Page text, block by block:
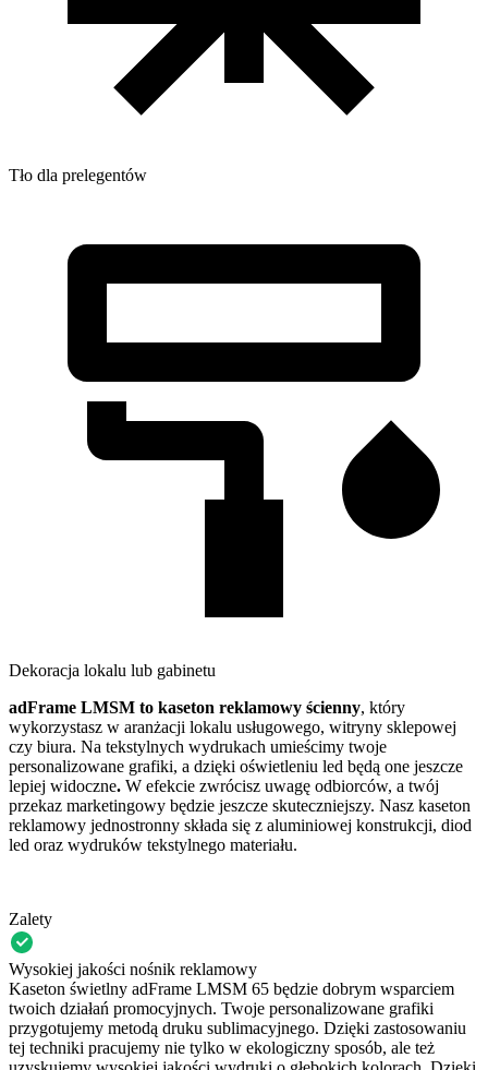
Tło dla prelegentów
Dekoracja lokalu lub gabinetu
adFrame LMSM to kaseton reklamowy ścienny, który
wykorzystasz w aranżacji lokalu usługowego, witryny sklepowej
czy biura. Na tekstylnych wydrukach umieścimy twoje
personalizowane grafiki, a dzięki oświetleniu led będą one jeszcze
lepiej widoczne. W efekcie zwrócisz uwagę odbiorców, a twój
przekaz marketingowy będzie jeszcze skuteczniejszy. Nasz kaseton
reklamowy jednostronny składa się z aluminiowej konstrukcji, diod
led oraz wydruków tekstylnego materiału.
Zalety
Wysokiej jakości nośnik reklamowy
Kaseton świetlny adFrame LMSM 65 będzie dobrym wsparciem
twoich działań promocyjnych. Twoje personalizowane grafiki
przygotujemy metodą druku sublimacyjnego. Dzięki zastosowaniu
tej techniki pracujemy nie tylko w ekologiczny sposób, ale też